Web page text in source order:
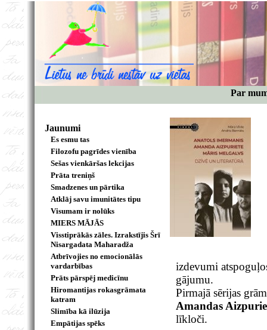
Par
Jaunumi
Es esmu tas
Filozofu pagrīdes vienība
Sešas vienkāršas lekcijas
Prāta treniņš
Smadzenes un pārtika
Atklāj savu imunitātes tipu
Visumam ir nolūks
MIERS MĀJĀS
Visstiprākās zāles. Izrakstījis Šrī
Nisargadata Maharadža
Atbrīvojies no emocionālās
vardarbības
Prāts pārspēj medicīnu
Hiromantijas rokasgrāmata
katram
Slimība kā ilūzija
Empātijas spēks
izdevumi
gājumu.
Pirmajā sērijas
Amandas
līkloči.